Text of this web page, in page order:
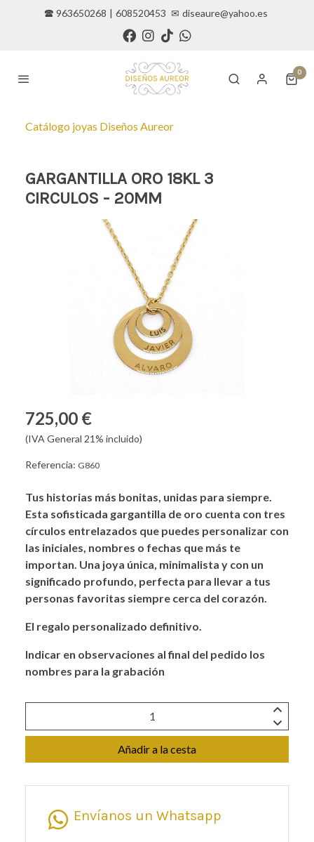
🕿 963650268 | 608520453 ✉ diseaure@yahoo.es
0
Catálogo joyas Diseños Aureor
GARGANTILLA ORO 18KL 3
CIRCULOS - 20MM
725,00 €
(IVA General 21% incluido)
Referencia: G860
Tus historias más bonitas, unidas para siempre.
Esta sofisticada gargantilla de oro cuenta con tres
círculos entrelazados que puedes personalizar con
las iniciales, nombres o fechas que más te
importan. Una joya única, minimalista y con un
significado profundo, perfecta para llevar a tus
personas favoritas siempre cerca del corazón.
El regalo personalizado definitivo.
Indicar en observaciones al final del pedido los
nombres para la grabación
Añadir a la cesta
Envíanos un Whatsapp